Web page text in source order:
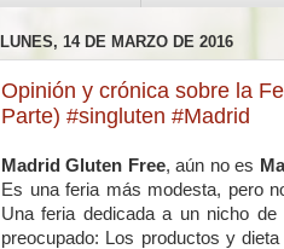
LUNES, 14 DE MARZO DE 2016
Opinión y crónica sobre la
Parte) #singluten #Madrid
Madrid Gluten Free, aún no es
Es una feria más modesta, pero
Una feria dedicada a un nicho
preocupado: Los productos y